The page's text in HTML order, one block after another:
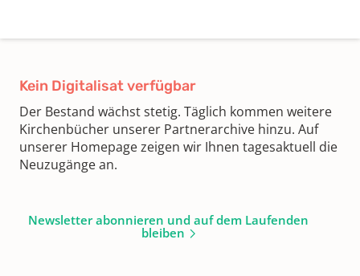
Kein Digitalisat verfügbar
Der Bestand wächst stetig. Täglich kommen weitere
Kirchenbücher unserer Partnerarchive hinzu. Auf
unserer Homepage zeigen wir Ihnen tagesaktuell die
Neuzugänge an.
Newsletter abonnieren und auf dem Laufenden
bleiben